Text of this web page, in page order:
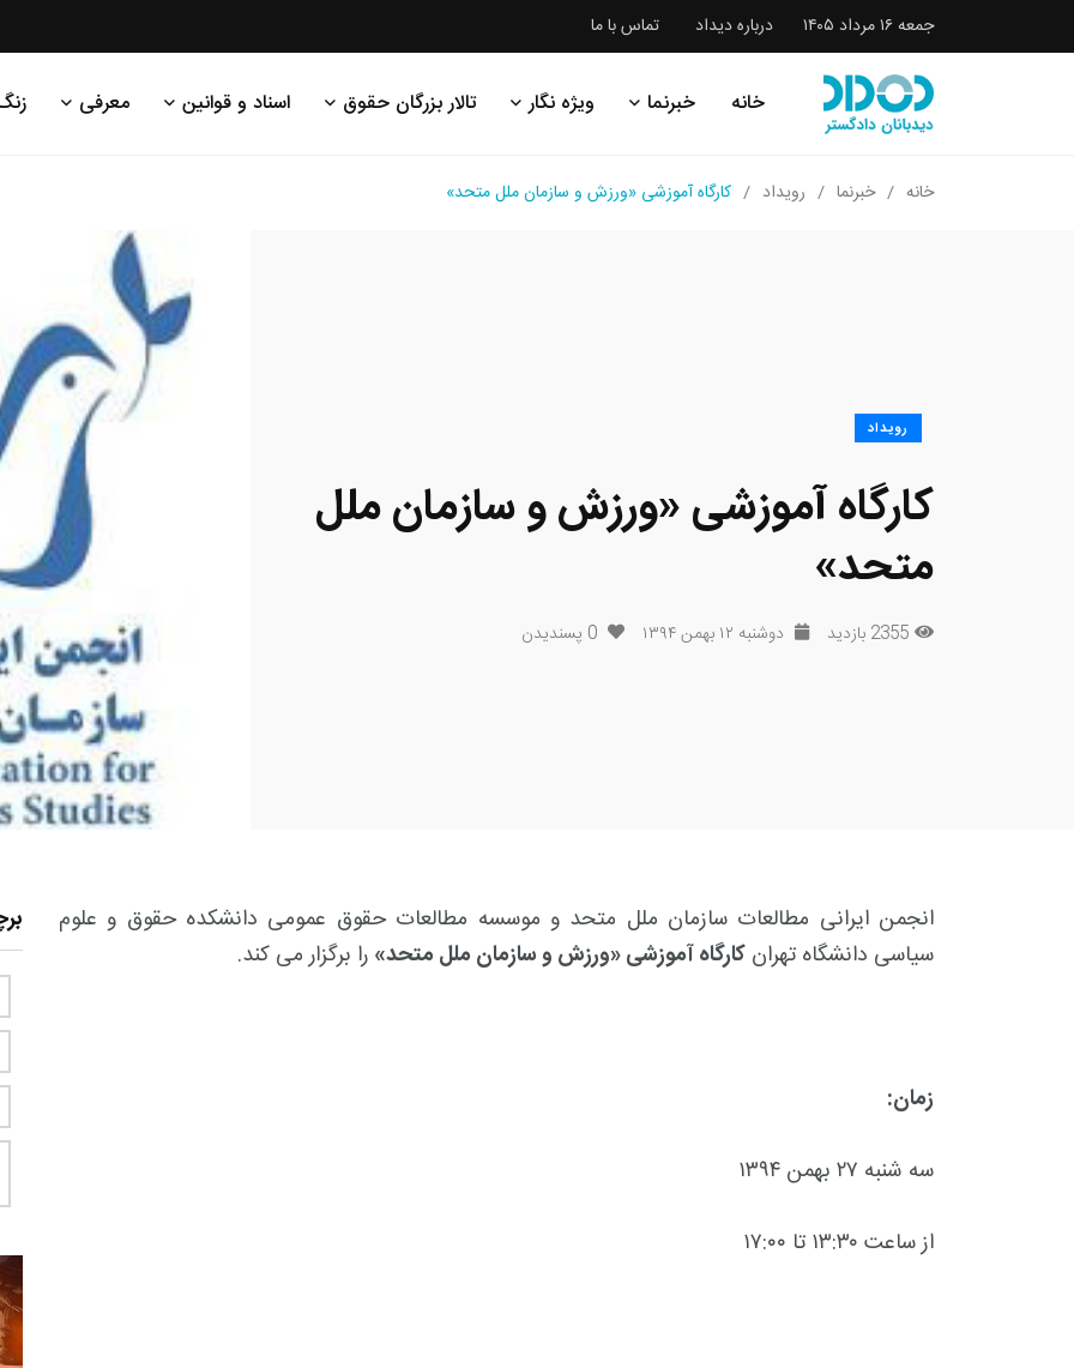
جمعه ۱۶ مرداد ۱۴۰۵ درباره دیداد تماس با ما
خانه خبرنما ویژه نگار تالار بزرگان حقوق اسناد و قوانین معرفی
خانه خبرنما رویداد کارگاه آموزشی «ورزش و سازمان ملل متحد»
رویداد
کارگاه آموزشی «ورزش و سازمان ملل
متحد»
2355 بازدید دوشنبه ۱۲ بهمن ۱۳۹۴ 0 پسندیدن
انجمن ایرانی مطالعات سازمان ملل متحد و موسسه مطالعات حقوق عمومی دانشکده حقوق و علوم
سیاسی دانشگاه تهران کارگاه آموزشی «ورزش و سازمان ملل متحد» را برگزار می کند.
زمان:
سه شنبه ۲۷ بهمن ۱۳۹۴
از ساعت ۱۳:۳۰ تا ۱۷:۰۰